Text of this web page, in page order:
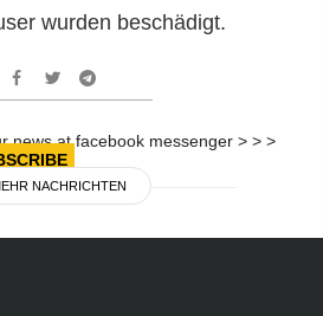
wurden beschädigt.
news at facebook messenger > > >
NACHRICHTEN